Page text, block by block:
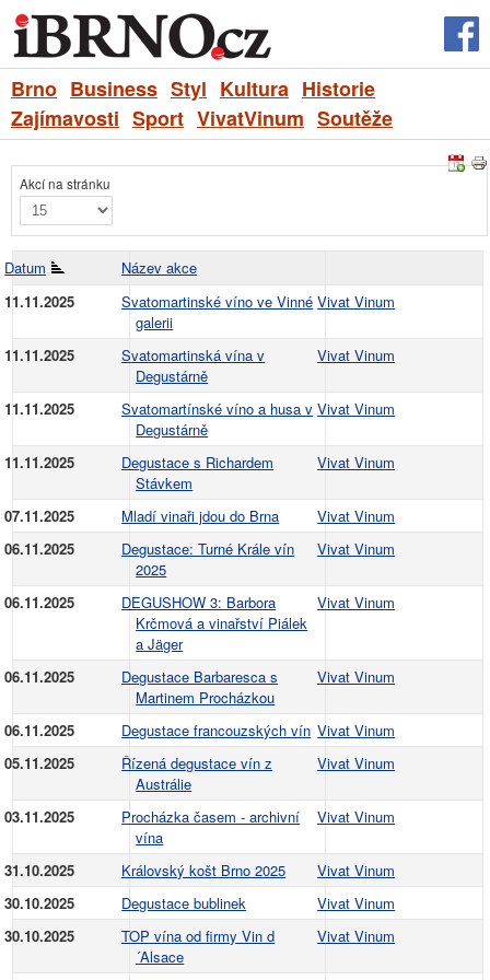
Brno Business Styl Kultura Historie
Zajímavosti Sport VivatVinum Soutěže
Akcí na stránku
Datum
Název akce
11.11.2025
Svatomartinské víno ve Vinné
galerii
Vivat Vinum
11.11.2025
Svatomartinská vína v
Degustárně
Vivat Vinum
11.11.2025
Svatomartínské víno a husa v
Degustárně
Vivat Vinum
11.11.2025
Degustace s Richardem
Stávkem
Vivat Vinum
07.11.2025 Mladí vinaři jdou do Brna
Vivat Vinum
06.11.2025
Degustace: Turné Krále vín
2025
Vivat Vinum
06.11.2025
DEGUSHOW 3: Barbora
Krčmová a vinařství Piálek
a Jäger
Vivat Vinum
06.11.2025
Degustace Barbaresca s
Martinem Procházkou
Vivat Vinum
06.11.2025 Degustace francouzských vín Vivat Vinum
05.11.2025
Řízená degustace vín z
Austrálie
Vivat Vinum
03.11.2025
Procházka časem - archivní
vína
Vivat Vinum
31.10.2025 Královský košt Brno 2025
Vivat Vinum
30.10.2025
Degustace bublinek
Vivat Vinum
30.10.2025
TOP vína od firmy Vin d
´Alsace
Vivat Vinum